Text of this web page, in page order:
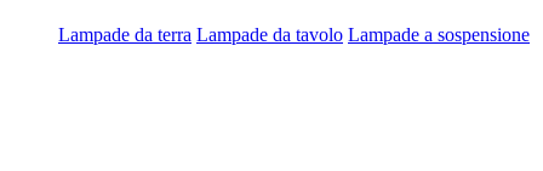
Lampade da terra Lampade da tavolo Lampade a sospensione